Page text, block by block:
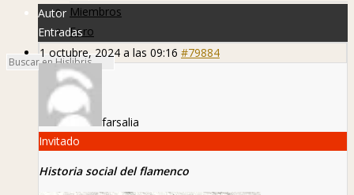
Miembros
Foro
Autor
Entradas
1 octubre, 2024 a las 09:16 #79884
farsalia
Invitado
Historia social del flamenco